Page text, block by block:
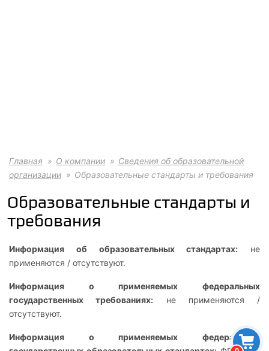
Главная О компании
Сведения об образовательной
организации
Образовательные стандарты и требования
Образовательные стандарты и
требования
Информация об образовательных стандартах: не
применяются / отсутствуют.
Информация о применяемых федеральных
государственных требованиях: не применяются /
отсутствуют.
Информация о применяемых федеральных